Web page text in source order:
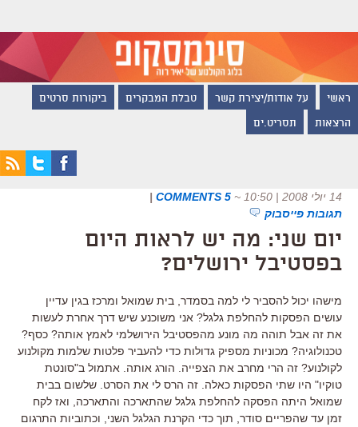
ראשי על אודות/יצירת קשר טבלת המבקרים ביקורות סרטים
הרצאות תסריט.ים
14 יולי 2008 | 10:50 ~
5 COMMENTS
|
תגובות פייסבוק
יום שני: מה יש לראות היום
בפסטיבל ירושלים?
מישהו יכול להסביר לי למה בסמדר, בית שמואל ומרכז בגין עדיין
עושים הפסקות להחלפת גלגל? אני משוכנע שיש דרך אחרת לעשות
את זה אבל תוהה מה מונע מהפסטיבל הירושלמי לאמץ אותה? כסף?
טכנולוגיה? מכוניות מספיק גדולות כדי להעביר פלטות שלמות מקולנוע
לקולנוע? זה הרי מחרב את הצפייה. הורג אותה. אתמול ב"סונטת
טוקיו" היו שתי הפסקות כאלה. זה הרס לי את הסרט. שלשום בבית
שמואל היתה הפסקה להחלפת גלגל שהתארכה והתארכה, ואז לקח
זמן עד שהפריים סודר, תוך כדי הקרנת הגלגל השני, וכתוביות התרגום